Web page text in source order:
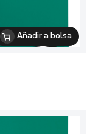
Añadir a bolsa